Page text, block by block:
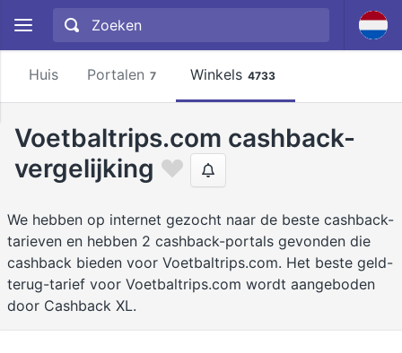
Huis Portalen 7 Winkels 4733
Voetbaltrips.com cashback-
vergelijking
We hebben op internet gezocht naar de beste cashback-
tarieven en hebben 2 cashback-portals gevonden die
cashback bieden voor Voetbaltrips.com. Het beste geld-
terug-tarief voor Voetbaltrips.com wordt aangeboden
door Cashback XL.